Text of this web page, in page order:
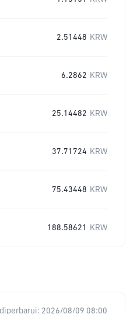
2.51448 KRW
6.2862 KRW
25.14482 KRW
37.71724 KRW
75.43448 KRW
188.58621 KRW
diperbarui: 2026/08/09 08:00